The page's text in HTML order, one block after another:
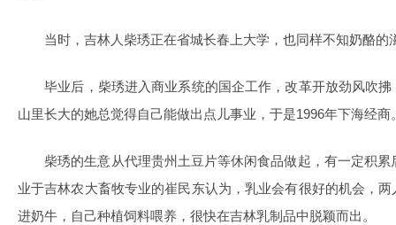
当时，吉林人柴琇正在省城长春上大学，也同样不知奶酪的
毕业后，柴琇进入商业系统的国企工作，改革开放劲风吹拂
山里长大的她总觉得自己能做出点儿事业，于是1996年下海经商
柴琇的生意从代理贵州土豆片等休闲食品做起，有一定积累
业于吉林农大畜牧专业的崔民东认为，乳业会有很好的机会，
进奶牛，自己种植饲料喂养，很快在吉林乳制品中脱颖而出。